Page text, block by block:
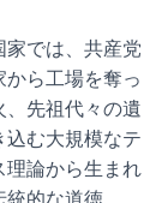
では、共産党
ら工場を奪っ
先祖代々の遺
む大規模なテ
理論から生まれ